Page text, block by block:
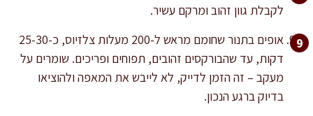
לקבלת גוון זהוב ומרקם עשיר.
אופים בתנור שחומם מראש ל-200 מעלות צלזיוס, כ-25-30
דקות, עד שהבורקסים זהובים, תפוחים ופריכים. שומרים על
מעקב – זה הזמן לדייק, לא לייבש את המאפה ולהוציאו
בדיוק ברגע הנכון.